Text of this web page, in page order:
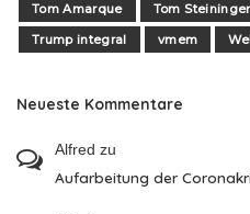
Tom Amarque
Tom Steininger
Trump integral
vmem
Neueste Kommentare
Alfred zu
Aufarbeitung der